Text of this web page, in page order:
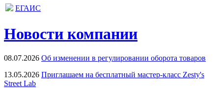
ЕГАИС
Новости компании
08.07.2026 Об изменении в регулировании оборота товаров
13.05.2026 Приглашаем на бесплатный мастер-класс Zesty's
Street Lab